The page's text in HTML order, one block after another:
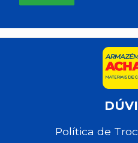
Política de